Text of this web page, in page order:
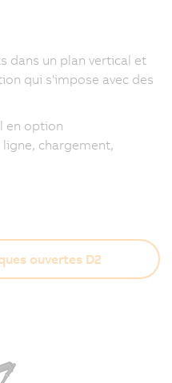
dans un plan vertical et
qui s'impose avec des
en option
chargement,
ouvertes D2